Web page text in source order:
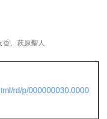
香、萩原聖人
rd/p/000000030.0000